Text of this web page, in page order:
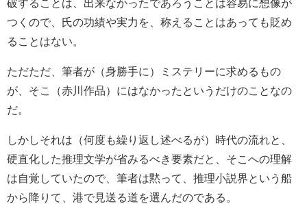
破することは、出来なかったであろうことは容易に想像が
つくので、氏の功績や実力を、称えることはあっても貶め
ることはない。
ただただ、筆者が（身勝手に）ミステリーに求めるもの
が、そこ（赤川作品）にはなかったというだけのことなの
だ。
しかしそれは（何度も繰り返し述べるが）時代の流れと、
硬直化した推理文学が省みるべき要素だと、そこへの理解
は自覚していたので、筆者は黙って、推理小説界という船
から降りて、港で見送る道を選んだのである。